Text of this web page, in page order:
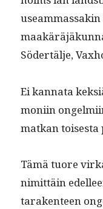
Södertäl­je,
Ei kan­na­ta
moni­in
matkan tois­es­ta
Tämä tuore
nimit­täin
tarak­en­teen